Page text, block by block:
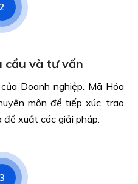
cầu và tư vấn
Doanh nghiệp. Mã Hóa
môn để tiếp xúc, trao
xuất các giải pháp.
3